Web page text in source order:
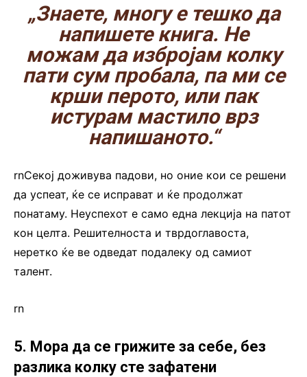
„Знаете, многу е тешко да
напишете книга. Не
можам да избројам колку
пати сум пробала, па ми се
крши перото, или пак
истурам мастило врз
напишаното.“
rnСекој доживува падови, но оние кои се решени
да успеат, ќе се исправат и ќе продолжат
понатаму. Неуспехот е само една лекција на патот
кон целта. Решителноста и тврдоглавоста,
неретко ќе ве одведат подалеку од самиот
талент.
rn
5. Мора да се грижите за себе, без
разлика колку сте зафатени